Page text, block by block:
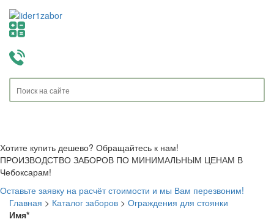
Хотите купить дешево? Обращайтесь к нам!
ПРОИЗВОДСТВО ЗАБОРОВ ПО МИНИМАЛЬНЫМ ЦЕНАМ В
Чебоксарам!
Оставьте заявку на расчёт стоимости и мы Вам перезвоним!
Главная > Каталог заборов > Ограждения для стоянки
Имя*